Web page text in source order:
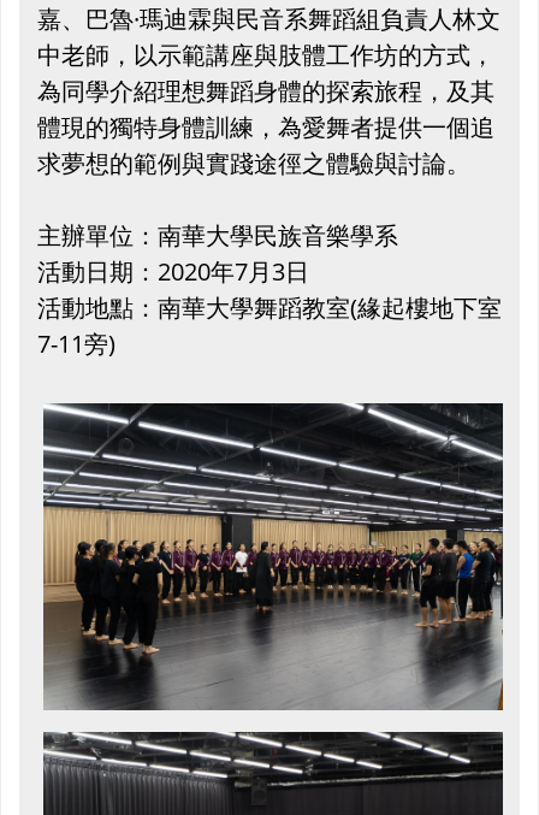
嘉、巴魯·瑪迪霖與民音系舞蹈組負責人林文
中老師，以示範講座與肢體工作坊的方式，
為同學介紹理想舞蹈身體的探索旅程，及其
體現的獨特身體訓練，為愛舞者提供一個追
求夢想的範例與實踐途徑之體驗與討論。
主辦單位：南華大學民族音樂學系
活動日期：2020年7月3日
活動地點：南華大學舞蹈教室(緣起樓地下室
7-11旁)